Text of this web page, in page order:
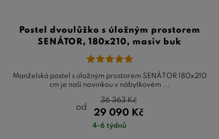
Postel dvoulůžko s úložným prostorem
SENÁTOR, 180x210, masiv buk
Manželská postel s úložným prostorem SENÁTOR 180x210
cm je naší novinkou v nábytkovém ...
od
29 090 Kč
36 363Kč
4-6 týdnů